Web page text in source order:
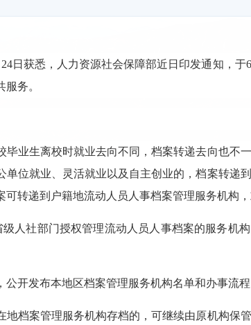
日获悉，人力资源社会保障部近日印发通知，于
务。
业生离校时就业去向不同，档案转递去向也不
位就业、灵活就业以及自主创业的，档案转递
转递到户籍地流动人员人事档案管理服务机构，
人社部门授权管理流动人员人事档案的服务机
开发布本地区档案管理服务机构名单和办事流程
档案管理服务机构存档的，可继续由原机构保